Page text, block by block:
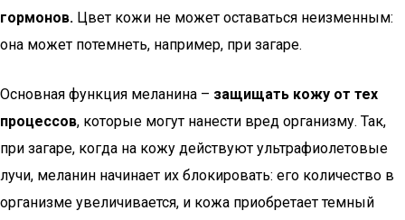
гормонов. Цвет кожи не может оставаться неизменным:
она может потемнеть, например, при загаре.
Основная функция меланина – защищать кожу от тех
процессов, которые могут нанести вред организму. Так,
при загаре, когда на кожу действуют ультрафиолетовые
лучи, меланин начинает их блокировать: его количество в
организме увеличивается, и кожа приобретает темный